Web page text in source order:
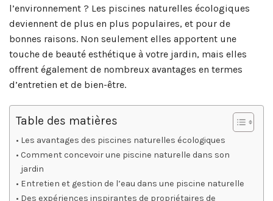
l’environnement ? Les piscines naturelles écologiques
deviennent de plus en plus populaires, et pour de
bonnes raisons. Non seulement elles apportent une
touche de beauté esthétique à votre jardin, mais elles
offrent également de nombreux avantages en termes
d’entretien et de bien-être.
Table des matières
Les avantages des piscines naturelles écologiques
Comment concevoir une piscine naturelle dans son
jardin
Entretien et gestion de l’eau dans une piscine naturelle
Des expériences inspirantes de propriétaires de